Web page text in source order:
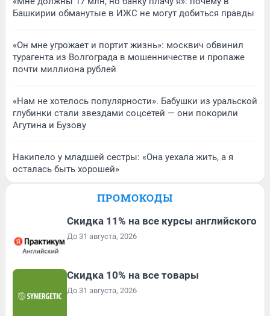
Башкирии обманутые в ИЖС не могут добиться правды
«Он мне угрожает и портит жизнь»: москвич обвинил
турагента из Волгограда в мошенничестве и пропаже
почти миллиона рублей
«Нам не хотелось популярности». Бабушки из уральской
глубинки стали звездами соцсетей — они покорили
Агутина и Бузову
Накипело у младшей сестры: «Она уехала жить, а я
осталась быть хорошей»
ПРОМОКОДЫ
Скидка 11% на все курсы английского
До 31 августа, 2026
Скидка 10% на все товары
До 31 августа, 2026